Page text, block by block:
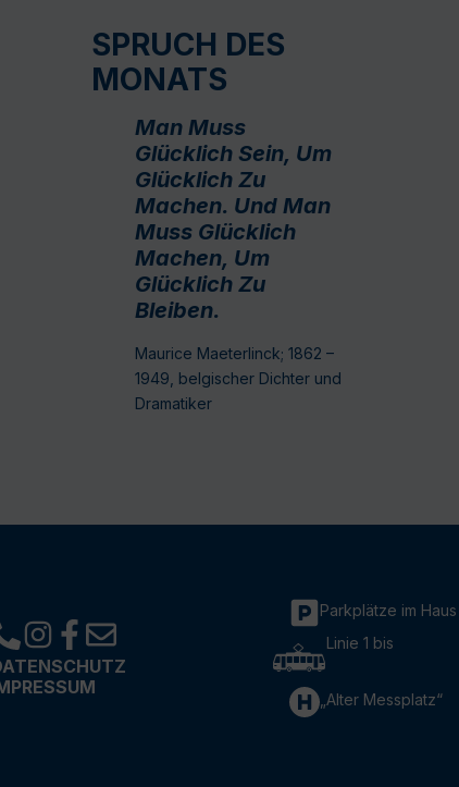
SPRUCH DES
MONATS
Man Muss
Glücklich Sein, Um
Glücklich Zu
Machen. Und Man
Muss Glücklich
Machen, Um
Glücklich Zu
Bleiben.
Maurice Maeterlinck; 1862 –
1949, belgischer Dichter und
Dramatiker
Parkplätze im Haus
Linie 1 bis
„Alter Messplatz“